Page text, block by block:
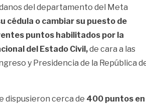
del departamento del Meta
cédula o cambiar su puesto de
puntos habilitados por la
del Estado Civil,de cara a las
y Presidencia de la República
dispusieron cerca de 400 puntos en